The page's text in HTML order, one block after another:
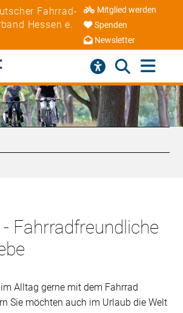
Fahrrad-
Hessen e.
Mitglied werden
Spenden
Newsletter
Fahrradfreundliche
Alltag gerne mit dem Fahrrad
Sie möchten auch im Urlaub die Welt